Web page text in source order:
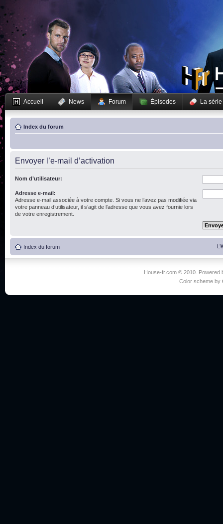
Accueil News Forum Épisodes La série
Index du forum
Envoyer l’e-mail d’activation
Nom d’utilisateur:
Adresse e-mail:
Adresse e-mail associée à votre compte. Si vous ne l’avez pas modifiée via
votre panneau d’utilisateur, il s’agit de l’adresse que vous avez fournie lors
de votre enregistrement.
Index du forum
House-fr.com © 2010. Powered
Color scheme by